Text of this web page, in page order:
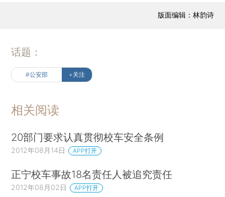
版面编辑：林韵诗
话题：
#公安部 +关注
相关阅读
20部门要求认真贯彻校车安全条例
2012年08月14日 APP打开
正宁校车事故18名责任人被追究责任
2012年08月02日 APP打开